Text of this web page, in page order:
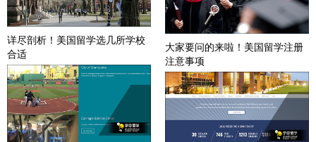
详尽剖析！美国留学选几所学校
合适
大家要问的来啦！美国留学注册
注意事项